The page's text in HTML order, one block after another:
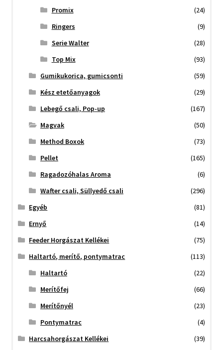
Promix
(24)
Ringers
(9)
Serie Walter
(28)
Top Mix
(93)
Gumikukorica, gumicsonti
(59)
Kész etetőanyagok
(29)
Lebegő csali, Pop-up
(167)
Magvak
(50)
Method Boxok
(73)
Pellet
(165)
Ragadozóhalas Aroma
(6)
Wafter csali, Süllyedő csali
(296)
Egyéb
(81)
Ernyő
(14)
Feeder Horgászat Kellékei
(75)
Haltartó, merítő, pontymatrac
(113)
Haltartó
(22)
Merítőfej
(66)
Merítőnyél
(23)
Pontymatrac
(4)
Harcsahorgászat Kellékei
(39)